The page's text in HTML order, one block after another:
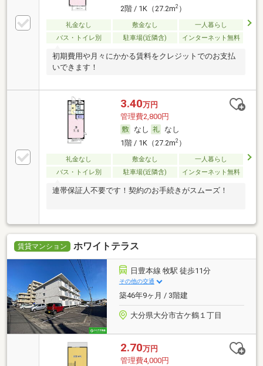
2階 / 1K（27.2m2）
礼金なし 敷金なし
一人暮らし
バス・トイレ別
駐車場(近隣含) インターネット無料
初期費用や月々にかかる賃料をクレジットでのお支払
いできます！
3.40万円
管理費2,800円
なし
なし
1階 / 1K（27.2m2）
礼金なし 敷金なし
一人暮らし
バス・トイレ別
駐車場(近隣含) インターネット無料
連帯保証人不要です！契約のお手続きがスムーズ！
賃貸マンション ホワイトテラス
日豊本線 牧駅 徒歩11分
その他の交通
築46年9ヶ月 / 3階建
大分県大分市古ケ鶴１丁目
2.70万円
管理費4,000円